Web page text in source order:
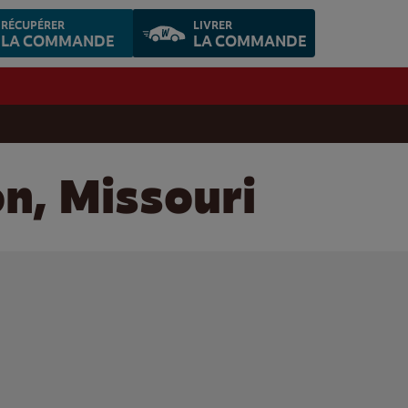
RÉCUPÉRER
LA COMMANDE
LIVRER
LA COMMANDE
Missouri